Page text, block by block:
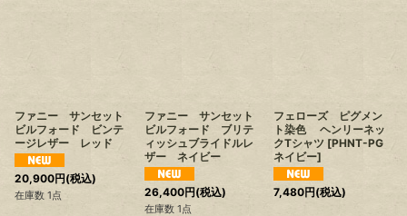
ファニー サンセット
ビルフォード ビンテ
ージレザー レッド
20,900円(税込)
在庫数 1点
ファニー サンセット
ビルフォード ブリテ
ィッシュブライドルレ
ザー ネイビー
26,400円(税込)
在庫数 1点
フェローズ ピグメン
ト染色 ヘンリーネッ
クTシャツ [PHNT-PG
ネイビー]
7,480円(税込)